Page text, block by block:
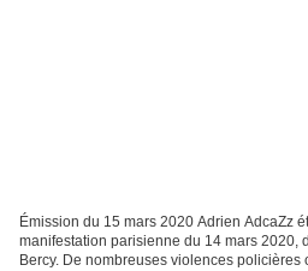
Émission du 15 mars 2020 Adrien AdcaZz
manifestation parisienne du 14 mars 2020,
Bercy. De nombreuses violences